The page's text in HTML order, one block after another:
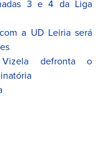
3 e 4 da Liga
a UD Leiria será
defronta o